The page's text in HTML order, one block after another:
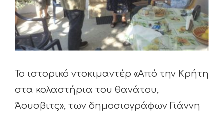
To ιστορικό ντοκιμαντέρ «Από την Κρήτη
στα κολαστήρια του θανάτου,
Άουσβιτς», των δημοσιογράφων Γιάννη